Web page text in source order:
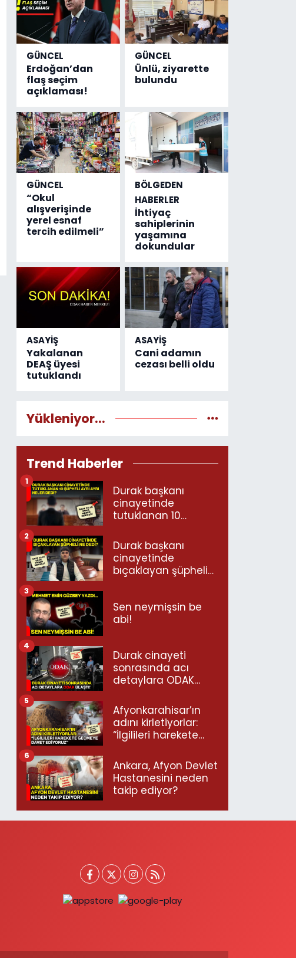
GÜNCEL
Erdoğan’dan
flaş seçim
açıklaması!
GÜNCEL
Ünlü, ziyarette
bulundu
GÜNCEL
“Okul
alışverişinde
yerel esnaf
tercih edilmeli”
BÖLGEDEN
HABERLER
İhtiyaç
sahiplerinin
yaşamına
dokundular
ASAYİŞ
Yakalanan
DEAŞ üyesi
tutuklandı
ASAYİŞ
Cani adamın
cezası belli oldu
Yükleniyor...
Trend Haberler
Durak başkanı
cinayetinde
tutuklanan 10
neler dedi?
1
Durak başkanı
cinayetinde
bıçaklayan şüpheli
2
Sen neymişsin be
abi!
3
Durak cinayeti
sonrasında acı
detaylara ODAK
4
Afyonkarahisar’ın
adını kirletiyorlar:
“İlgilileri harekete
ediyoruz”
5
Ankara, Afyon Devlet
Hastanesini neden
takip ediyor?
6